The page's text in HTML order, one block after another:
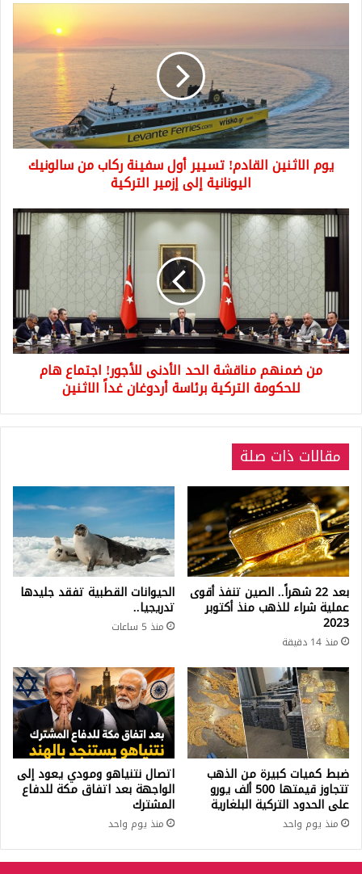
الاثنين
أول
سفينة
ركاب
من
سالونيك
اليونانية
التركية
يوم الاثنين القادم! تسيير أول سفينة ركاب من سالونيك
اليونانية إلى إزمير التركية
من
ضمنهم
مناقشة
الأدنى
للأجور!
اجتماع
هام
للحكومة
التركية
غداً
من ضمنهم مناقشة الحد الأدنى للأجور! اجتماع هام
للحكومة التركية برئاسة أردوغان غداً الاثنين
مقالات ذات صلة
بعد 22 شهراً.. الصين تنفذ أقوى
عملية شراء للذهب منذ أكتوبر
2023
منذ 14 دقيقة
الحيوانات القطبية تفقد جليدها
تدريجيا..
منذ 5 ساعات
ضبط كميات كبيرة من الذهب
تتجاوز قيمتها 500 ألف يورو
على الحدود التركية البلغارية
منذ يوم واحد
اتصال نتنياهو ومودي يعود إلى
الواجهة بعد اتفاق مكة للدفاع
المشترك
منذ يوم واحد